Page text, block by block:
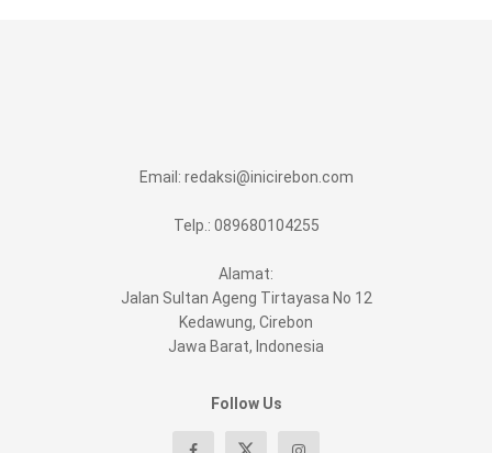
Email: redaksi@inicirebon.com
Telp.: 089680104255
Alamat:
Jalan Sultan Ageng Tirtayasa No 12
Kedawung, Cirebon
Jawa Barat, Indonesia
Follow Us